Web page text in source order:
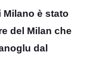
è stato
del Milan che
dal